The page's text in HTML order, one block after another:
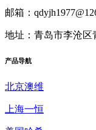
邮箱：
地址：青岛市李沧区
产品导航
北京澳维
上海一恒